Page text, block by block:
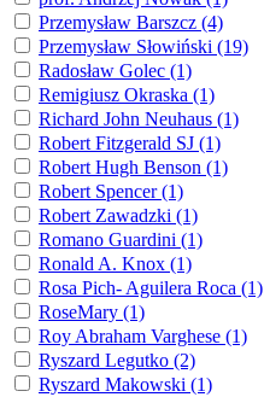
Przemysław Barszcz (4)
Przemysław Słowiński (19)
Radosław Golec (1)
Remigiusz Okraska (1)
Richard John Neuhaus (1)
Robert Fitzgerald SJ (1)
Robert Hugh Benson (1)
Robert Spencer (1)
Robert Zawadzki (1)
Romano Guardini (1)
Ronald A. Knox (1)
Rosa Pich- Aguilera Roca (1)
RoseMary (1)
Roy Abraham Varghese (1)
Ryszard Legutko (2)
Ryszard Makowski (1)